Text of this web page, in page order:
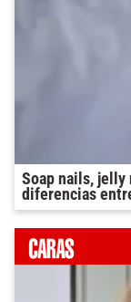
Soap nails,
diferencias